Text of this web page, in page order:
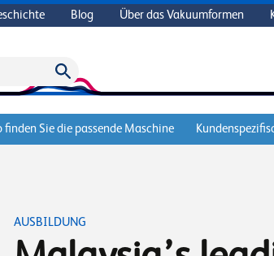
Blog Über das Vakuumformen
finden Sie die passende Maschine
AUSBILDUNG